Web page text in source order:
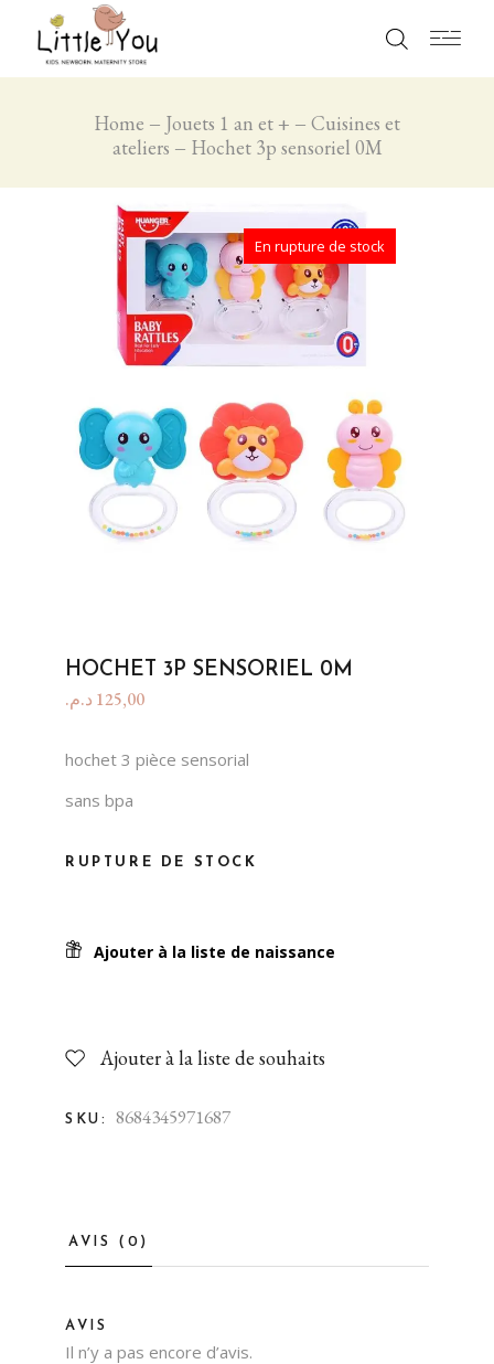
Home Jouets 1 an et +
Cuisines et
ateliers
Hochet 3p sensoriel 0M
En rupture de stock
HOCHET 3P SENSORIEL 0M
125,00 د.م.
hochet 3 pièce sensorial
sans bpa
RUPTURE DE STOCK
Ajouter à la liste de naissance
Ajouter à la liste de souhaits
SKU: 8684345971687
AVIS (0)
AVIS
Il n’y a pas encore d’avis.